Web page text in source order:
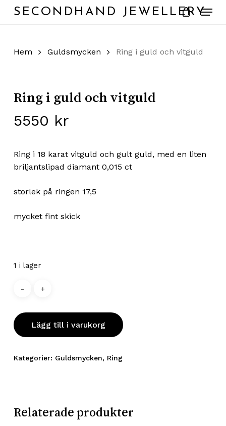
Skip
SECONDHAND JEWELLERYMenu
Hem Guldsmycken Ring i guld och vitguld
Ring i guld och vitguld
5550 kr
Ring i 18 karat vitguld och gult guld, med en liten
briljantslipad diamant 0,015 ct
storlek på ringen 17,5
mycket fint skick
1 i lager
Lägg till i varukorg
Kategorier: Guldsmycken, Ring
Relaterade produkter